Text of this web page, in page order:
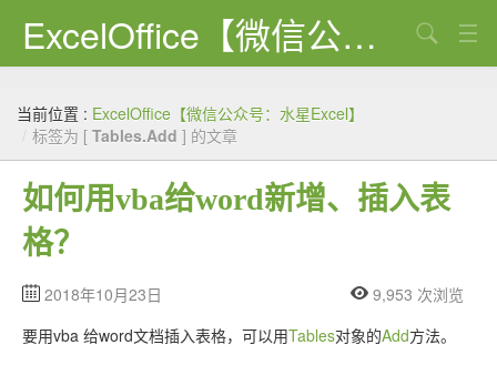
ExcelOffice【微信公众号：水星Excel】
资源下载
VBA代码大全
EXCEL VBA
当前位置 : ExcelOffice【微信公众号：水星Excel】
/ 标签为 [ Tables.Add ] 的文章
如何用vba给word新增、插入表
格？
2018年10月23日
9,953 次浏览
要用vba 给word文档插入表格，可以用Tables对象的Add方法。